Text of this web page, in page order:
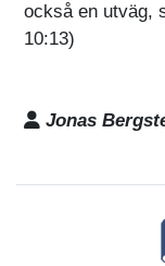
också en utväg,
10:13)
Jonas